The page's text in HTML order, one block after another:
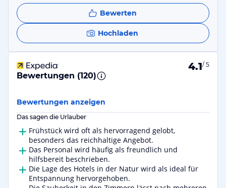
Bewerten
Hochladen
Bewertungen (120)
4.1/ 5
Bewertungen anzeigen
Das sagen die Urlauber
Frühstück wird oft als hervorragend gelobt,
besonders das reichhaltige Angebot.
Das Personal wird häufig als freundlich und
hilfsbereit beschrieben.
Die Lage des Hotels in der Natur wird als ideal für
Entspannung hervorgehoben.